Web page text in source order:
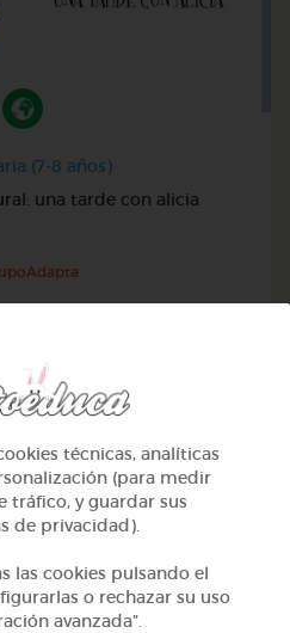
(7-8 años)
una tarde con alicia
técnicas, analíticas
(para medir
tráfico, y guardar sus
de privacidad).
las cookies pulsando el
o rechazar su uso
avanzada”.